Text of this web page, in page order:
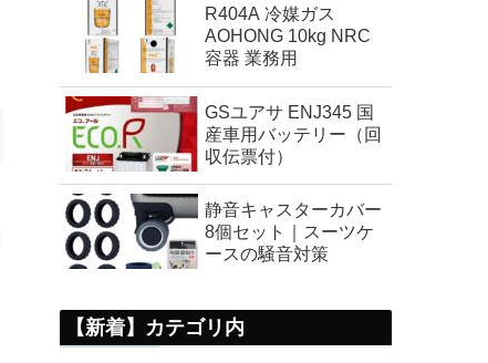
R404A 冷媒ガス
AOHONG 10kg NRC
容器 業務用
GSユアサ ENJ345 国
産車用バッテリー（回
収伝票付）
静音キャスターカバー
8個セット｜スーツケ
ースの騒音対策
【新着】カテゴリ内